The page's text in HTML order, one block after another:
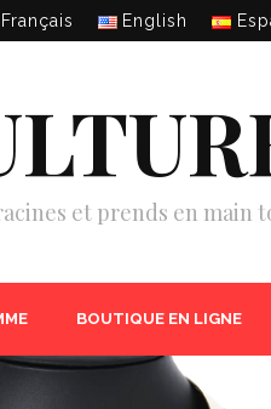
Français English
et prends en main
BOUTIQUE EN LIGNE